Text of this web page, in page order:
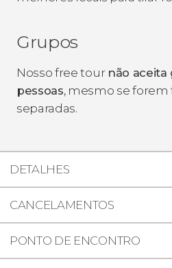
Grupos
Nosso free tour não
pessoas, mesmo se forem
separadas.
DETALHES
CANCELAMENTOS
PONTO DE ENCONTRO